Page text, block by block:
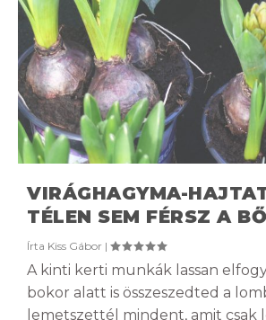
VIRÁGHAGYMA-
TÉLEN SEM FÉRSZ A
Írta Kiss Gábor |
A kinti kerti munkák lassan
bokor alatt is összeszedted a
lemetszettél mindent, amit csak